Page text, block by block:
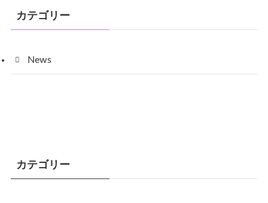
カテゴリー
News
カテゴリー